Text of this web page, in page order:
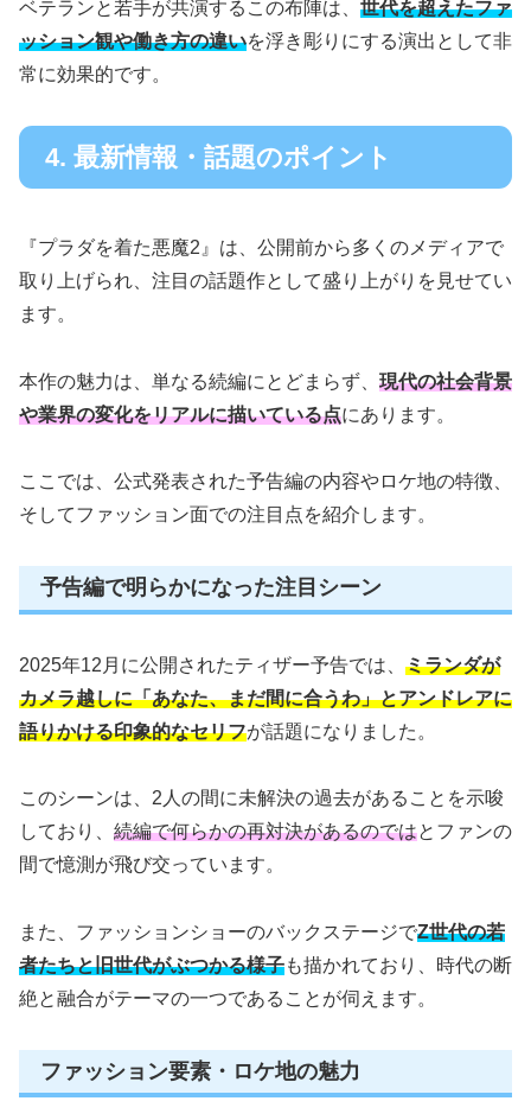
ベテランと若手が共演するこの布陣は、 世代を超えたファ
ッション観や働き方の違いを浮き彫りにする演出として非
常に効果的です。
4. 最新情報・話題のポイント
『プラダを着た悪魔2』は、公開前から多くのメディアで
取り上げられ、注目の話題作として盛り上がりを見せてい
ます。
本作の魅力は、単なる続編にとどまらず、 現代の社会背景
や業界の変化をリアルに描いている点にあります。
ここでは、公式発表された予告編の内容やロケ地の特徴、
そしてファッション面での注目点を紹介します。
予告編で明らかになった注目シーン
2025年12月に公開されたティザー予告では、 ミランダが
カメラ越しに「あなた、まだ間に合うわ」とアンドレアに
語りかける印象的なセリフが話題になりました。
このシーンは、2人の間に未解決の過去があることを示唆
しており、 続編で何らかの再対決があるのではとファンの
間で憶測が飛び交っています。
また、ファッションショーのバックステージでZ世代の若
者たちと旧世代がぶつかる様子も描かれており、時代の断
絶と融合がテーマの一つであることが伺えます。
ファッション要素・ロケ地の魅力